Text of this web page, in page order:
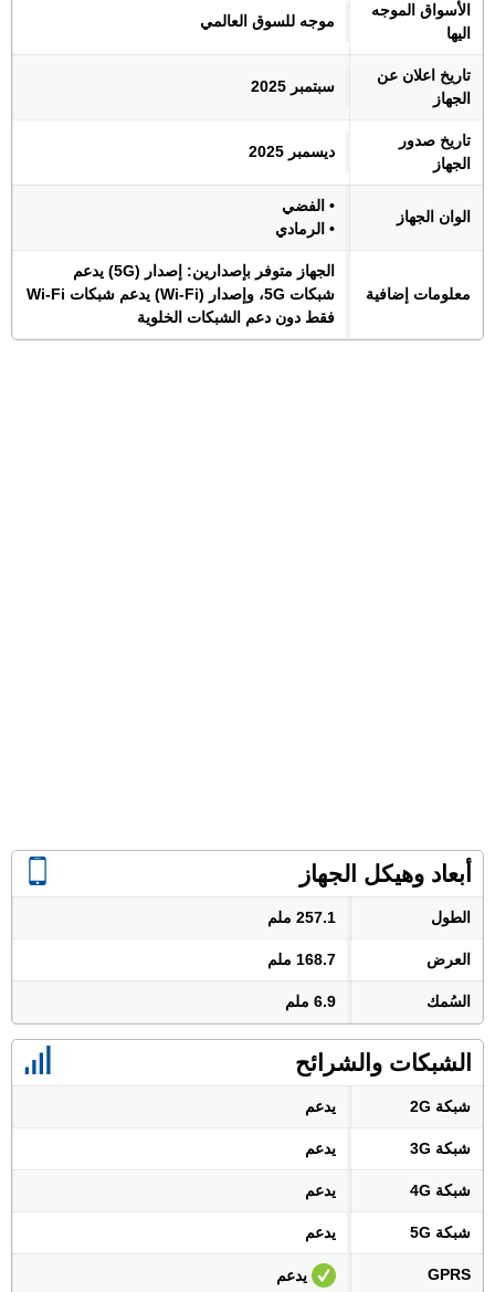
الأسواق الموجه
اليها
موجه للسوق العالمي
تاريخ اعلان عن
الجهاز
سبتمبر 2025
تاريخ صدور
الجهاز
ديسمبر 2025
الوان الجهاز
• الفضي
• الرمادي
معلومات إضافية
الجهاز متوفر بإصدارين: إصدار (5G) يدعم
شبكات 5G، وإصدار (Wi-Fi) يدعم شبكات Wi-Fi
فقط دون دعم الشبكات الخلوية
أبعاد وهيكل الجهاز
الطول 257.1 ملم
العرض 168.7 ملم
السُمك 6.9 ملم
الشبكات والشرائح
شبكة 2G يدعم
شبكة 3G يدعم
شبكة 4G يدعم
شبكة 5G يدعم
GPRS يدعم